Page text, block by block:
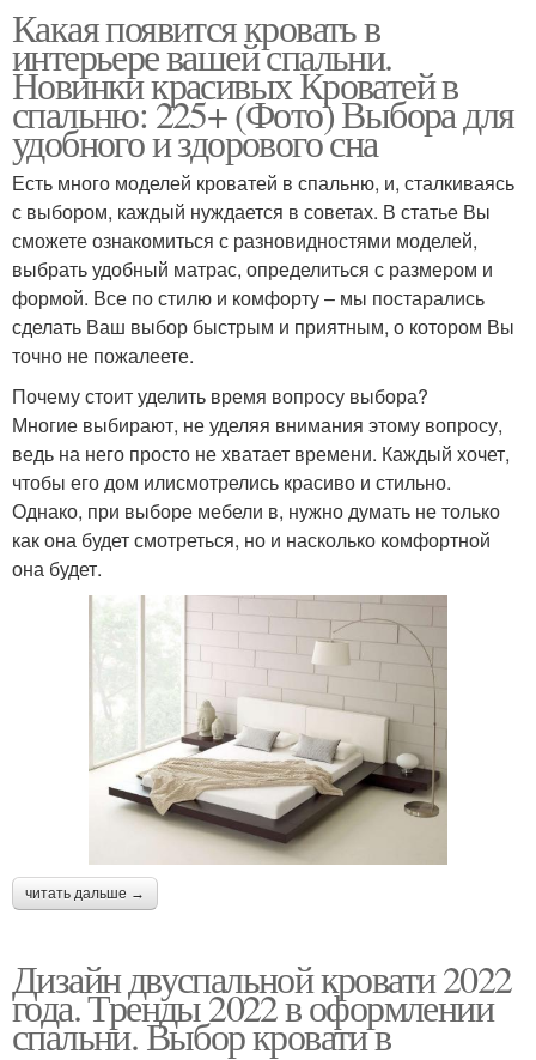
Какая появится кровать в
интерьере вашей спальни.
Новинки красивых Кроватей в
спальню: 225+ (Фото) Выбора для
удобного и здорового сна
Есть много моделей кроватей в спальню, и, сталкиваясь
с выбором, каждый нуждается в советах. В статье Вы
сможете ознакомиться с разновидностями моделей,
выбрать удобный матрас, определиться с размером и
формой. Все по стилю и комфорту – мы постарались
сделать Ваш выбор быстрым и приятным, о котором Вы
точно не пожалеете.
Почему стоит уделить время вопросу выбора?
Многие выбирают, не уделяя внимания этому вопросу,
ведь на него просто не хватает времени. Каждый хочет,
чтобы его дом илисмотрелись красиво и стильно.
Однако, при выборе мебели в, нужно думать не только
как она будет смотреться, но и насколько комфортной
она будет.
читать дальше →
Дизайн двуспальной кровати 2022
года. Тренды 2022 в оформлении
спальни. Выбор кровати в